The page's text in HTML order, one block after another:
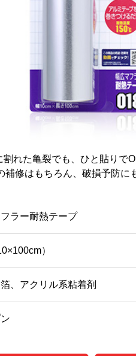
れた亀裂でも、ひと貼りで
修はもちろん、破損予防に
ラー耐熱テープ
）
、アクリル系粘着剤